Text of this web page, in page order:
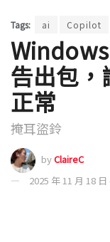
Tags: ai Copilot
告出包
正常
掩耳盜鈴
byClaireC
2025 年 11 月 18